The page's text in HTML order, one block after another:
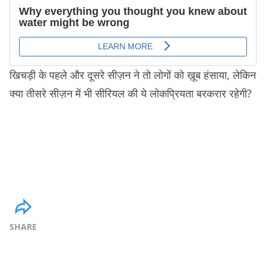
खिचड़ी के पहले और दूसरे सीज़न ने तो लोगों को ख़ूब हंसाया, लेकिन
क्या तीसरे सीज़न में भी सीरियल की ये लोकप्रियता बरकरार रहेगी?
SHARE